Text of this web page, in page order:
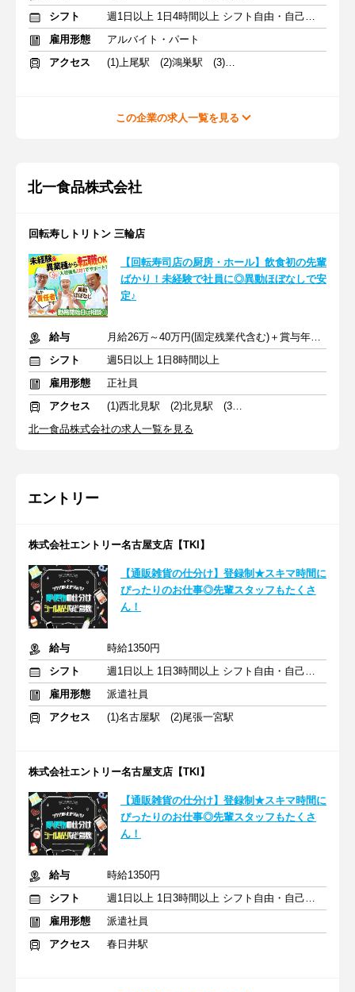
シフト
週1日以上 1日4時間以上 シフト自由・自己申告
雇用形態
アルバイト・パート
アクセス
(1)上尾駅 (2)鴻巣駅 (3)熊谷駅
この企業の求人一覧を見る
北一食品株式会社
回転寿しトリトン 三輪店
【回転寿司店の厨房・ホール】飲食初の先輩
ばかり！未経験で社員に◎異動ほぼなしで安
定♪
給与
月給26万～40万円(固定残業代含む)＋賞与年2回＋交通費
シフト
週5日以上 1日8時間以上
雇用形態
正社員
アクセス
(1)西北見駅 (2)北見駅 (3)遠軽駅
北一食品株式会社の求人一覧を見る
エントリー
株式会社エントリー名古屋支店【TKI】
【通販雑貨の仕分け】登録制★スキマ時間に
ぴったりのお仕事◎先輩スタッフもたくさ
ん！
給与
時給1350円
シフト
週1日以上 1日3時間以上 シフト自由・自己申告
雇用形態
派遣社員
アクセス
(1)名古屋駅 (2)尾張一宮駅
株式会社エントリー名古屋支店【TKI】
【通販雑貨の仕分け】登録制★スキマ時間に
ぴったりのお仕事◎先輩スタッフもたくさ
ん！
給与
時給1350円
シフト
週1日以上 1日3時間以上 シフト自由・自己申告
雇用形態
派遣社員
アクセス
春日井駅